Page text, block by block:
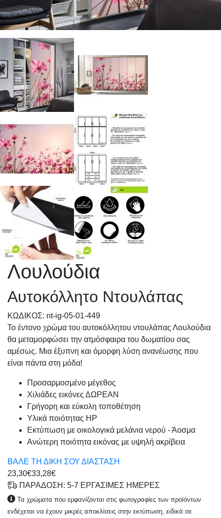
Λουλούδια
Αυτοκόλλητο Ντουλάπας
KΩΔΙΚΟΣ: nt-ig-05-01-449
Το έντονο χρώμα του αυτοκόλλητου ντουλάπας Λουλούδια
θα μεταμορφώσει την ατμόσφαιρα του δωματίου σας
αμέσως. Μια έξυπνη και όμορφη λύση ανανέωσης που
είναι πάντα στη μόδα!
Προσαρμοσμένo μέγεθος
Χιλιάδες εικόνες ΔΩΡΕΑΝ
Γρήγορη και εύκολη τοποθέτηση
Υλικά ποιότητας HP
Εκτύπωση με οικολογικά μελάνια νερού - Άοσμα
Ανώτερη ποιότητα εικόνας με υψηλή ακρίβεια
ΒΑΛΕ ΤΗ ΔΙΚΗ ΣΟΥ ΔΙΑΣΤΑΣΗ
23,30€33,28€
ΠΑΡΑΔΟΣΗ: 5-7 ΕΡΓΑΣΙΜΕΣ ΗΜΕΡΕΣ
Τα χρώματα που εμφανίζονται στις φωτογραφίες των προϊόντων
ενδέχεται να έχουν μικρές αποκλίσεις στην εκτύπωση, ειδικά σε